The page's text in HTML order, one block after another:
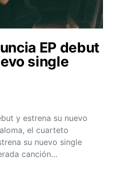
EP debut
single
y estrena su nuevo
el cuarteto
su nuevo single
canción…